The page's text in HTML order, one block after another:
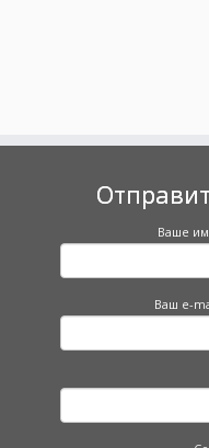
Ваше
Ваш e-